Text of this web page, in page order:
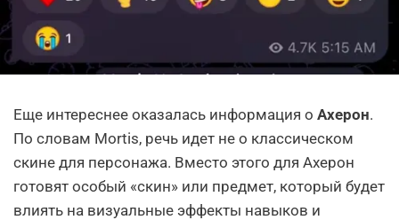
Еще интереснее оказалась информация о Ахерон.
По словам Mortis, речь идет не о классическом
скине для персонажа. Вместо этого для Ахерон
готовят особый «скин» или предмет, который будет
влиять на визуальные эффекты навыков и